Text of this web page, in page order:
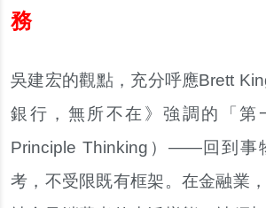
務
吳建宏的觀點，充分呼應Brett
銀行，無所不在》強調的「第
Principle Thinking）——回到事
考，不受限既有框架。在金融業